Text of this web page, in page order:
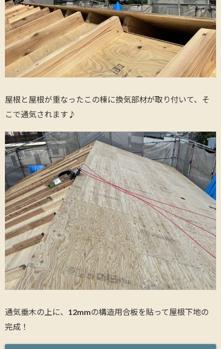
屋根と屋根が重なったこの棟に換気部材が取り付いて、そ
こで通気されます♪
通気垂木の上に、12mmの構造用合板を貼って屋根下地の
完成！